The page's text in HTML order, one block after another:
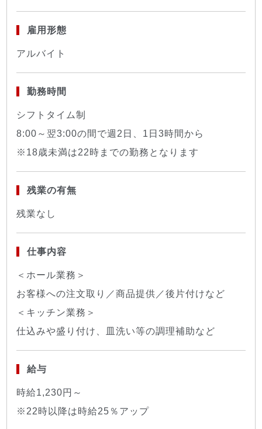
雇用形態
アルバイト
勤務時間
シフトタイム制
8:00～翌3:00の間で週2日、1日3時間から
※18歳未満は22時までの勤務となります
残業の有無
残業なし
仕事内容
＜ホール業務＞
お客様への注文取り／商品提供／後片付けなど
＜キッチン業務＞
仕込みや盛り付け、皿洗い等の調理補助など
給与
時給1,230円～
※22時以降は時給25％アップ